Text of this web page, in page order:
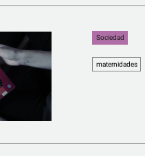
Sociedad
maternidades